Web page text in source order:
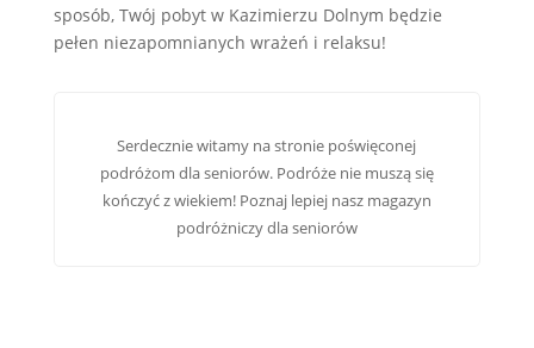
sposób, Twój pobyt w Kazimierzu Dolnym będzie
pełen niezapomnianych wrażeń i relaksu!
Serdecznie witamy na stronie poświęconej
podróżom dla seniorów. Podróże nie muszą się
kończyć z wiekiem! Poznaj lepiej nasz magazyn
podróżniczy dla seniorów